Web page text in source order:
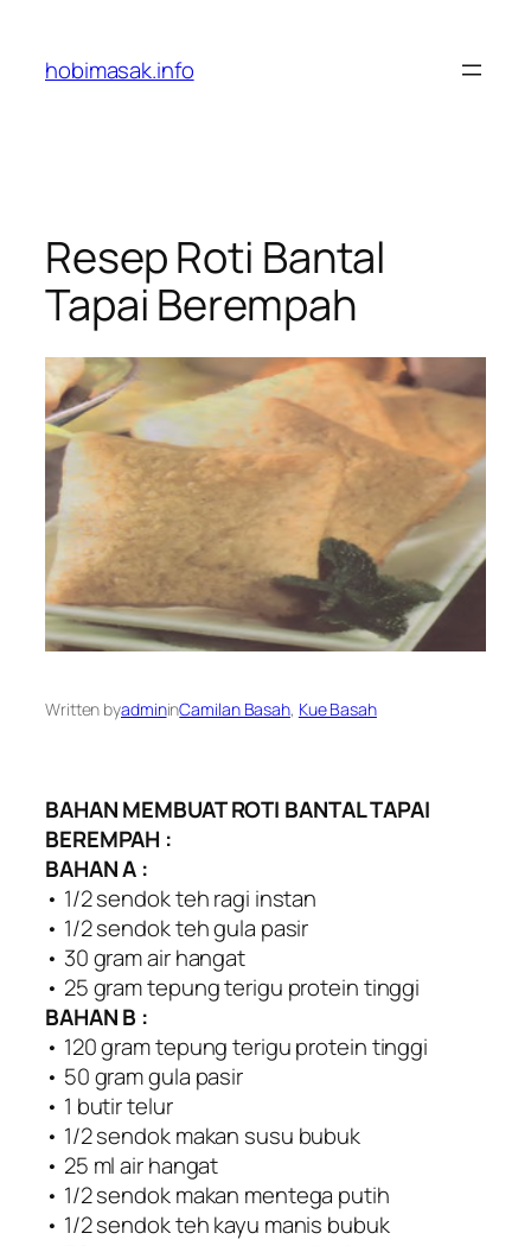
content
hobimasak.info
Resep Roti Bantal
Tapai Berempah
Written byadmininCamilan Basah, Kue Basah
BAHAN MEMBUAT ROTI BANTAL TAPAI
BEREMPAH :
BAHAN A :
• 1/2 sendok teh ragi instan
• 1/2 sendok teh gula pasir
• 30 gram air hangat
• 25 gram tepung terigu protein tinggi
BAHAN B :
• 120 gram tepung terigu protein tinggi
• 50 gram gula pasir
• 1 butir telur
• 1/2 sendok makan susu bubuk
• 25 ml air hangat
• 1/2 sendok makan mentega putih
• 1/2 sendok teh kayu manis bubuk